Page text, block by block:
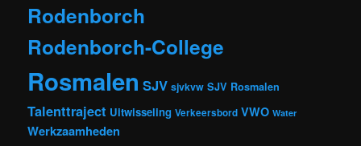
Rodenborch
Rodenborch-College
Rosmalen SJV sjvkvw SJV Rosmalen
Talenttraject Uitwisseling Verkeersbord VWO Water
Werkzaamheden